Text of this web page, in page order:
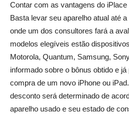
Contar com as vantagens do
Basta levar seu aparelho atual até a
onde um dos consultores fará a
modelos elegíveis estão
Motorola, Quantum, Samsung,
informado sobre o bônus obtido e
compra de um novo iPhone ou
desconto será determinado de
aparelho usado e seu estado de